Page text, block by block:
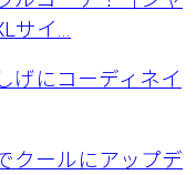
サイ...
げにコーディネイ
クールにアップデ